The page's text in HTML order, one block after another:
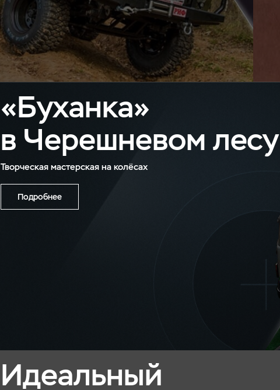
«Буханка»
в Черешневом лесу
Творческая мастерская на колёсах
Подробнее
Идеальный